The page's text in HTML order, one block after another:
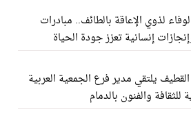
لذوي الإعاقة بالطائف.. مبادرات
إنسانية تعزز جودة الحياة
يلتقي مدير فرع الجمعية العربية
للثقافة والفنون بالدمام